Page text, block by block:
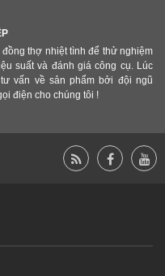
thợ nhiệt tình để thử nghiệm
suất và đánh giá công cụ. Lúc
vấn về sản phẩm bởi đội ngũ
điện cho chúng tôi !